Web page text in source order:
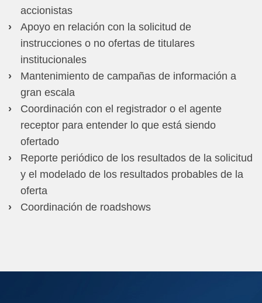
accionistas
Apoyo en relación con la solicitud de
instrucciones o no ofertas de titulares
institucionales
Mantenimiento de campañas de información a
gran escala
Coordinación con el registrador o el agente
receptor para entender lo que está siendo
ofertado
Reporte periódico de los resultados de la solicitud
y el modelado de los resultados probables de la
oferta
Coordinación de roadshows